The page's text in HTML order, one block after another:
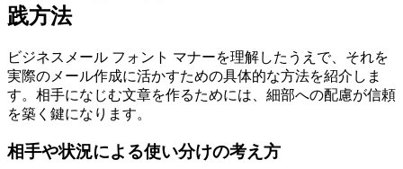
践方法
ビジネスメール フォント マナーを理解したうえで、それを
実際のメール作成に活かすための具体的な方法を紹介しま
す。相手になじむ文章を作るためには、細部への配慮が信頼
を築く鍵になります。
相手や状況による使い分けの考え方